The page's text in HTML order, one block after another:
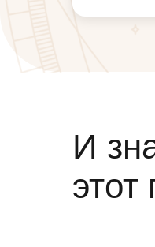
И
этот